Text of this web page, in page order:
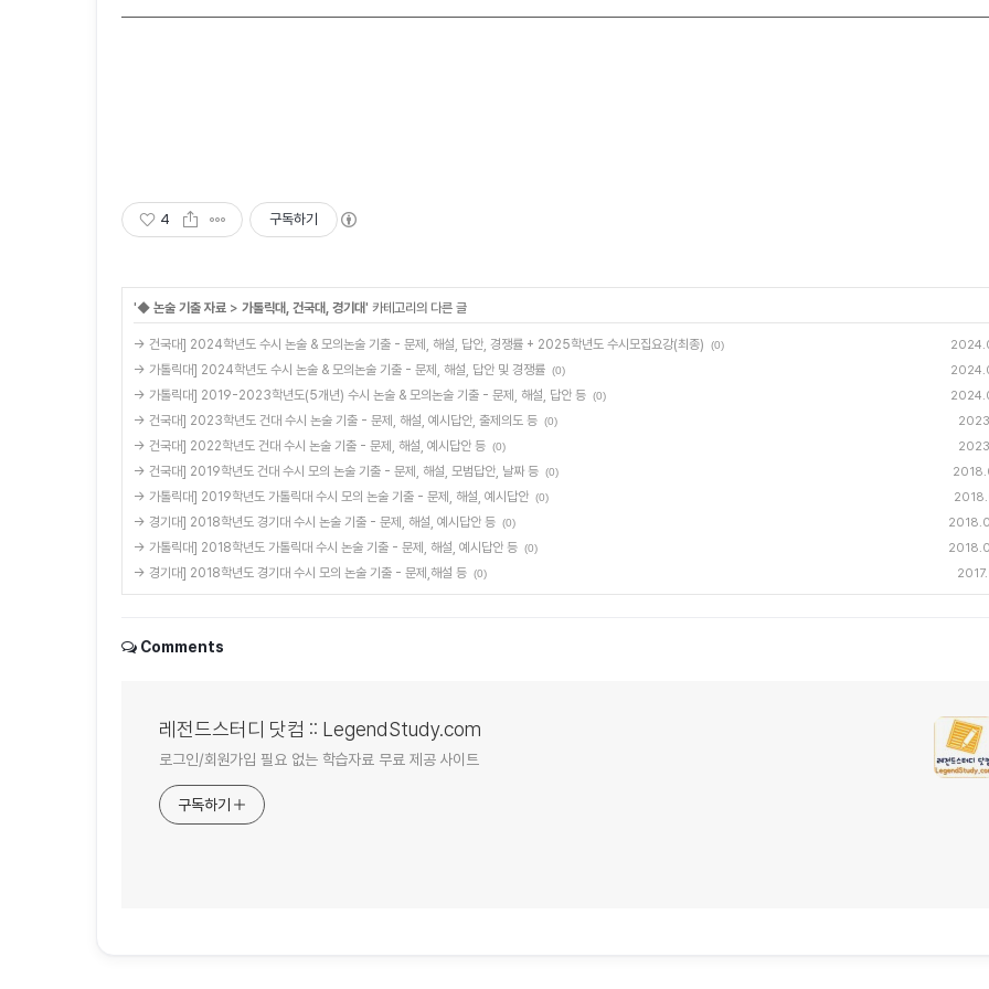
4 구독하기
'◆ 논술 기출 자료 > 가톨릭대, 건국대, 경기대' 카테고리의 다른 글
→ 건국대] 2024학년도 수시 논술 & 모의논술 기출 - 문제, 해설, 답안, 경쟁률 + 2025학년도 수시모집요강(최종) (0)
→ 가톨릭대] 2024학년도 수시 논술 & 모의논술 기출 - 문제, 해설, 답안 및 경쟁률 (0)
→ 가톨릭대] 2019-2023학년도(5개년) 수시 논술 & 모의논술 기출 - 문제, 해설, 답안 등 (0)
→ 건국대] 2023학년도 건대 수시 논술 기출 - 문제, 해설, 예시답안, 출제의도 등 (0)
→ 건국대] 2022학년도 건대 수시 논술 기출 - 문제, 해설, 예시답안 등 (0)
→ 건국대] 2019학년도 건대 수시 모의 논술 기출 - 문제, 해설, 모범답안, 날짜 등 (0)
→ 가톨릭대] 2019학년도 가톨릭대 수시 모의 논술 기출 - 문제, 해설, 예시답안 (0)
→ 경기대] 2018학년도 경기대 수시 논술 기출 - 문제, 해설, 예시답안 등 (0)
→ 가톨릭대] 2018학년도 가톨릭대 수시 논술 기출 - 문제, 해설, 예시답안 등 (0)
→ 경기대] 2018학년도 경기대 수시 모의 논술 기출 - 문제,해설 등 (0)
Comments
레전드스터디 닷컴 :: LegendStudy.com
로그인/회원가입 필요 없는 학습자료 무료 제공 사이트
구독하기